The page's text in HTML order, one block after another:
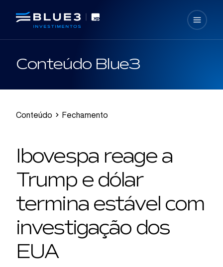
Conteúdo Blue3
Conteúdo Fechamento
Ibovespa reage a
Trump e dólar
termina estável com
investigação dos
EUA